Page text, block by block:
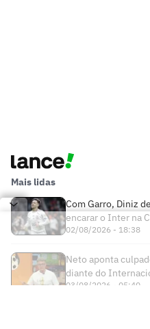
Mais lidas
Com Garro, Diniz
encarar o Inter na
02/08/2026 - 18:38
Neto aponta
diante do
03/08/2026 - 05:40